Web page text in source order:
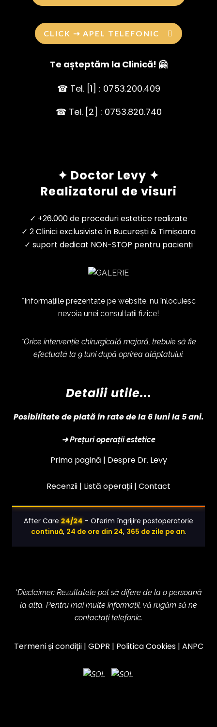
CLICK ⇢ APEL TELEFONIC
Te așteptăm la Clinică! 🤗
☎ Tel. [1] : 0753.200.409
☎ Tel. [2] : 0753.820.740
✦ Doctor Levy ✦
Realizatorul de visuri
✓ +26.000 de proceduri estetice realizate
✓ 2 Clinici exclusiviste în București & Timișoara
✓ suport dedicat NON-STOP pentru pacienți
*Informațiile prezentate pe website, nu înlocuiesc
nevoia unei consultații fizice!
*Orice intervenție chirurgicală majoră, trebuie să fie
efectuată la 9 luni după oprirea alăptatului.
Detalii utile...
Posibilitate de plată în rate de la 6 luni la 5 ani.
➜ Prețuri operații estetice
Prima pagină | Despre Dr. Levy
Recenzii | Listă operații | Contact
After Care 24/24 – Oferim îngrijire postoperatorie
continuă, 24 de ore din 24, 365 de zile pe an.
*Disclaimer: Rezultatele pot să difere de la o persoană
la alta. Pentru mai multe informații, vă rugăm să ne
contactați telefonic.
Termeni și condiții| GDPR | Politica Cookies| ANPC